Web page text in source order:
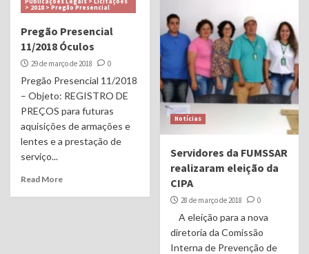
> 2018 > Pregão Presencial
Pregão Presencial
11/2018 Óculos
29 de março de 2018 0
Pregão Presencial 11/2018
– Objeto: REGISTRO DE
PREÇOS para futuras
aquisições de armações e
lentes e a prestação de
serviço...
Read More
Notícias
Servidores da FUMSSAR
realizaram eleição da
CIPA
28 de março de 2018 0
A eleição para a nova
diretoria da Comissão
Interna de Prevenção de